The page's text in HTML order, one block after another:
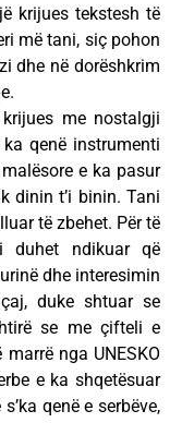
krijues tekstesh të
më tani, siç pohon
dhe në dorëshkrim
me nostalgji
qenë instrumenti
e ka pasur
dinin t’i binin. Tani
të zbehet. Për të
duhet ndikuar që
dhe interesimin
duke shtuar se
se me çifteli e
nga UNESKO
e ka shqetësuar
qenë e serbëve,